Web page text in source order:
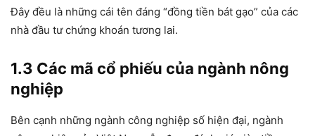
Đây đều là những cái tên đáng “đồng tiền bát gạo” của các
nhà đầu tư chứng khoán tương lai.
1.3 Các mã cổ phiếu của ngành nông
nghiệp
Bên cạnh những ngành công nghiệp số hiện đại, ngành